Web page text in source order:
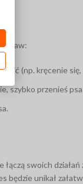
(np. kręcenie
szybko przenieś
swoich działań
będzie unikał